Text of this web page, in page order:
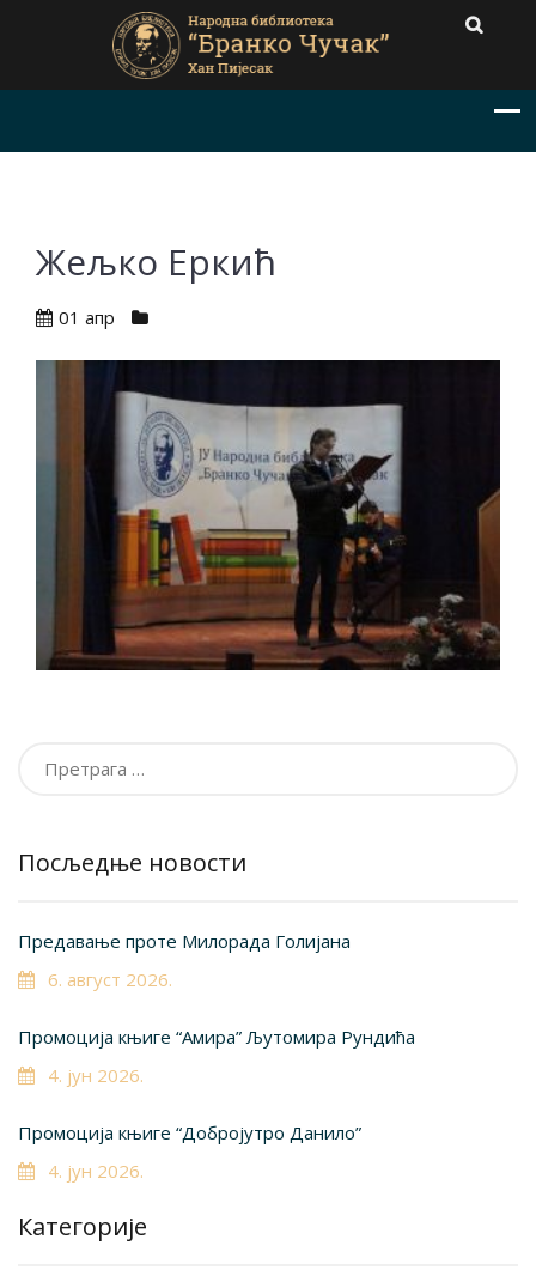
Жељко Еркић
01 апр
Посљедње новости
Предавање проте Милорада Голијана
6. август 2026.
Промоција књиге “Амира” Љутомира Рундића
4. јун 2026.
Промоција књиге “Добројутро Данило”
4. јун 2026.
Категорије